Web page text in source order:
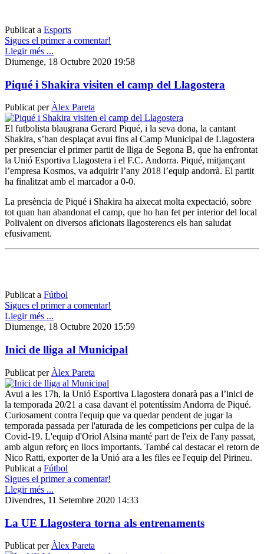
Publicat a Esports
Sigues el primer a comentar!
Llegir més ...
Diumenge, 18 Octubre 2020 19:58
Piqué i Shakira visiten el camp del Llagostera
Publicat perÀlex Pareta
El futbolista blaugrana Gerard Piqué, i la seva dona, la cantant
Shakira, s’han desplaçat avui fins al Camp Municipal de Llagostera
per presenciar el primer partit de lliga de Segona B, que ha enfrontat
la Unió Esportiva Llagostera i el F.C. Andorra. Piqué, mitjançant
l’empresa Kosmos, va adquirir l’any 2018 l’equip andorrà. El partit
ha finalitzat amb el marcador a 0-0.
La presència de Piqué i Shakira ha aixecat molta expectació, sobre
tot quan han abandonat el camp, que ho han fet per interior del local
Polivalent on diversos aficionats llagosterencs els han saludat
efusivament.
Publicat a Fútbol
Sigues el primer a comentar!
Llegir més ...
Diumenge, 18 Octubre 2020 15:59
Inici de lliga al Municipal
Publicat per Àlex Pareta
Avui a les 17h, la Unió Esportiva Llagostera donarà pas a l’inici de
la temporada 20/21 a casa davant el potentíssim Andorra de Piqué.
Curiosament contra l'equip que va quedar pendent de jugar la
temporada passada per l'aturada de les competicions per culpa de la
Covid-19. L'equip d'Oriol Alsina manté part de l'eix de l'any passat,
amb algun reforç en llocs importants. També cal destacar el retorn de
Nico Ratti, exporter de la Unió ara a les files ee l'equip del Pirineu.
Publicat a Fútbol
Sigues el primer a comentar!
Llegir més ...
Divendres, 11 Setembre 2020 14:33
La UE Llagostera torna als entrenaments
Publicat per Àlex Pareta